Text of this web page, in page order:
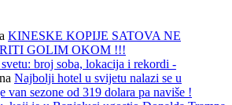
KINESKE KOPIJE SATOVA NE
GOLIM OKOM !!!
broj soba, lokacija i rekordi -
na Najbolji hotel u svijetu nalazi se u
van sezone od 319 dolara pa naviše !